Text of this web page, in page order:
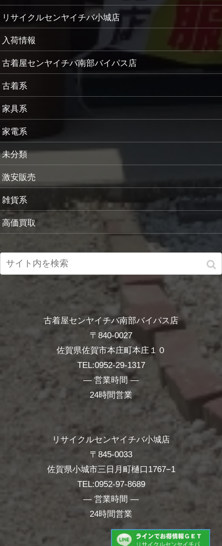
リサイクルセンヤイチバ小城店
入荷情報
古着屋センヤイチバ南部バイパス店
古着系
家具系
家電系
未分類
激安販売
雑貨系
高価買取
古着屋センヤイチバ南部バイパス店
〒840-0027
佐賀県佐賀市本庄町本庄１０
TEL:0952-29-1317
― 営業時間 ―
24時間営業
リサイクルセンヤイチバ小城店
〒845-0033
佐賀県小城市三日月町樋口1767−1
TEL:0952-97-8689
― 営業時間 ―
24時間営業